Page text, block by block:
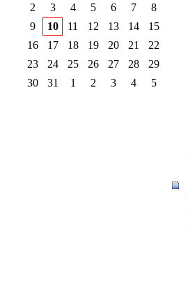
2
3 4 5 6 7
8
9
10 11 12 13 14
15
16
17 18 19 20 21
22
23
24 25 26 27 28
29
30
31 1 2 3 4 5